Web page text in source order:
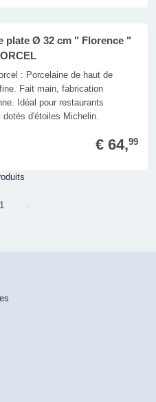
plate Ø 32 cm " Florence "
: Porcelaine de haut de
Fait main, fabrication
Idéal pour restaurants
dotés d'étoiles Michelin.
€ 64,99
Page
1